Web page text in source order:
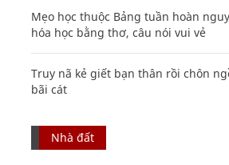
Mẹo học thuộc Bảng tuần hoàn
hóa học bằng thơ, câu nói vui vẻ
Truy nã kẻ giết bạn thân rồi chôn
bãi cát
Nhà đất